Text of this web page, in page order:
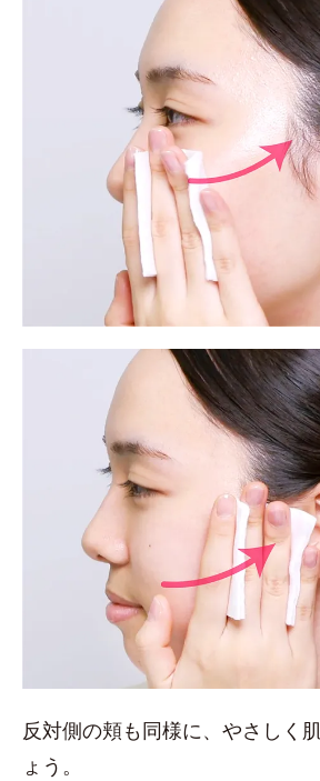
反対側の頬も同様に、やさしく
ょう。